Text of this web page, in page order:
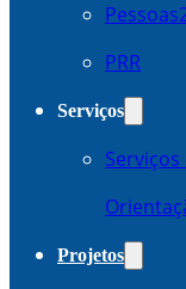
PRR
Serviços
Projetos